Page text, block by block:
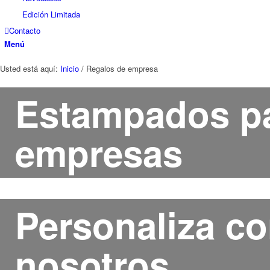
Edición Limitada
Contacto
Menú
Usted está aquí: Inicio / Regalos de empresa
Estampados
empresas
Personaliza